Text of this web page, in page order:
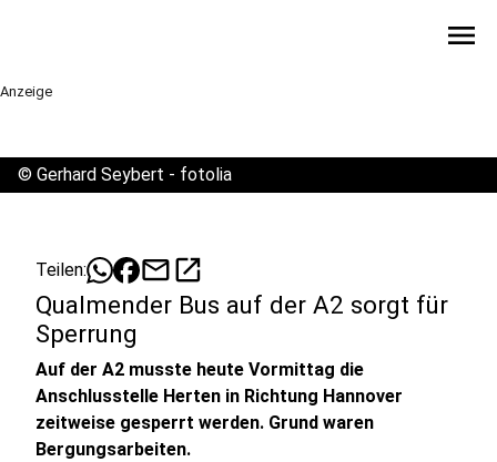
menu
Anzeige
© Gerhard Seybert - fotolia
Teilen: mailopen_in_new
Qualmender Bus auf der A2 sorgt für
Sperrung
Auf der A2 musste heute Vormittag die
Anschlusstelle Herten in Richtung Hannover
zeitweise gesperrt werden. Grund waren
Bergungsarbeiten.